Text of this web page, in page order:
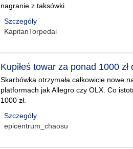
nagranie z taksówki.
Szczegóły
KapitanTorpedal
Kupiłeś towar za ponad 1000
Skarbówka otrzymała całkowicie nowe
platformach jak Allegro czy OLX. Co
1000 zł.
Szczegóły
epicentrum_chaosu